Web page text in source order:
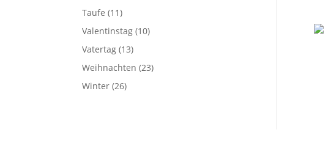
Taufe (11)
Valentinstag (10)
Vatertag (13)
Weihnachten (23)
Winter (26)